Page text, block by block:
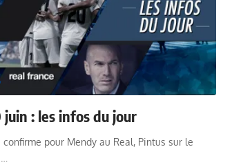
juin : les infos du jour
confirme pour Mendy au Real, Pintus sur le